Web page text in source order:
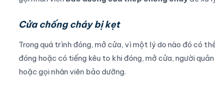
Cửa chống cháy bị kẹt
Trong quá trình đóng, mở cửa, vì một lý do nào đó có
đóng hoặc có tiếng kêu to khi đóng, mở cửa, người
hoặc gọi nhân viên bảo dưỡng.